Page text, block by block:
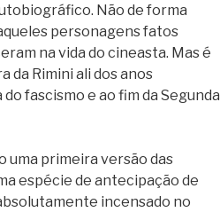
Não de forma
personagens fatos
na vida do cineasta. Mas é
da Rimini ali dos anos
fascismo e ao fim da Segunda
uma primeira versão das
espécie de antecipação de
incensado no